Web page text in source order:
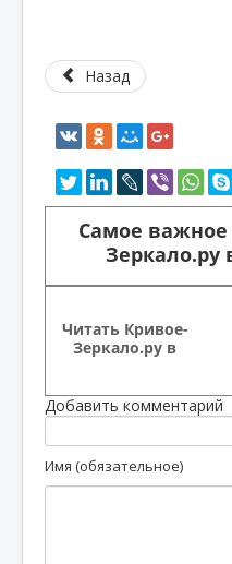
Назад
Самое важное
Зеркало.ру
Читать Кривое-
Зеркало.ру в
Добавить комментарий
Имя (обязательное)